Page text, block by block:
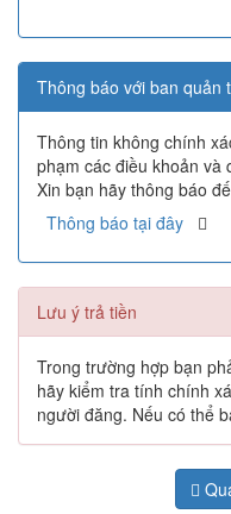
Thông báo với ban quản
Thông tin không chính
phạm các điều khoản và
Xin bạn hãy thông báo
Thông báo tại đây
Lưu ý trả tiền
Trong trường hợp bạn
hãy kiểm tra tính chính
người đăng. Nếu có thể